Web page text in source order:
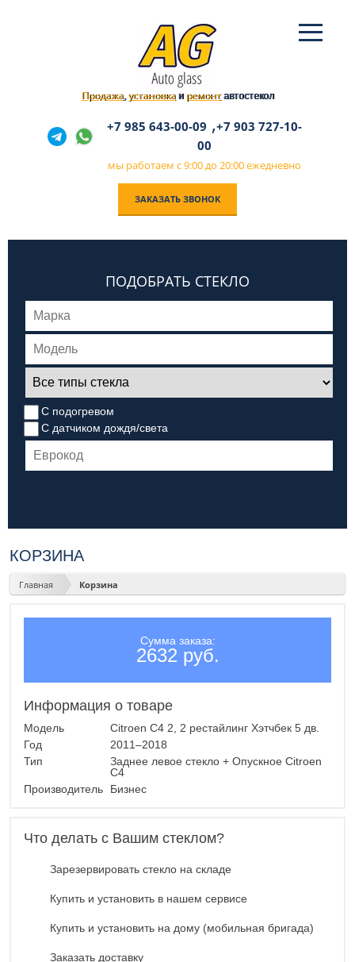
Продажа,установкаи ремонтавтостекол
+7 985 643-00-09 ,+7 903 727-10-
00
мы работаем с 9:00 до 20:00 ежедневно
ЗАКАЗАТЬ ЗВОНОК
ПОДОБРАТЬ СТЕКЛО
С подогревом
С датчиком дождя/света
КОРЗИНА
Главная Корзина
Сумма заказа:
2632 руб.
Информация о товаре
Модель
Citroen C4 2, 2 рестайлинг Хэтчбек 5 дв.
Год
2011–2018
Тип
Заднее левое стекло + Опускное Citroen
C4
Производитель
Бизнес
Что делать с Вашим стеклом?
Зарезервировать стекло на складе
Купить и установить в нашем сервисе
Купить и установить на дому (мобильная бригада)
Заказать доставку